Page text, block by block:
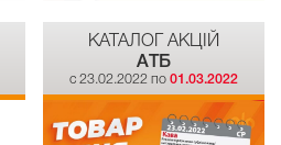
КАТАЛОГ АКЦІЙ
АТБ
c 23.02.2022 по01.03.2022